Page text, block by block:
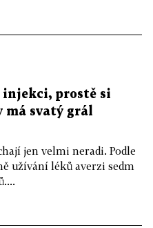
injekci, prostě si
má svatý grál
jen velmi neradi. Podle
užívání léků averzi sedm